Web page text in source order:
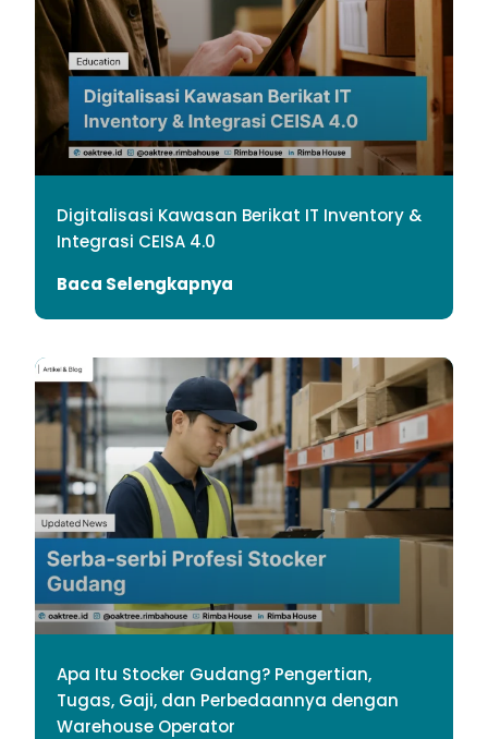
Digitalisasi Kawasan Berikat IT Inventory &
Integrasi CEISA 4.0
Baca Selengkapnya
Apa Itu Stocker Gudang? Pengertian,
Tugas, Gaji, dan Perbedaannya dengan
Warehouse Operator